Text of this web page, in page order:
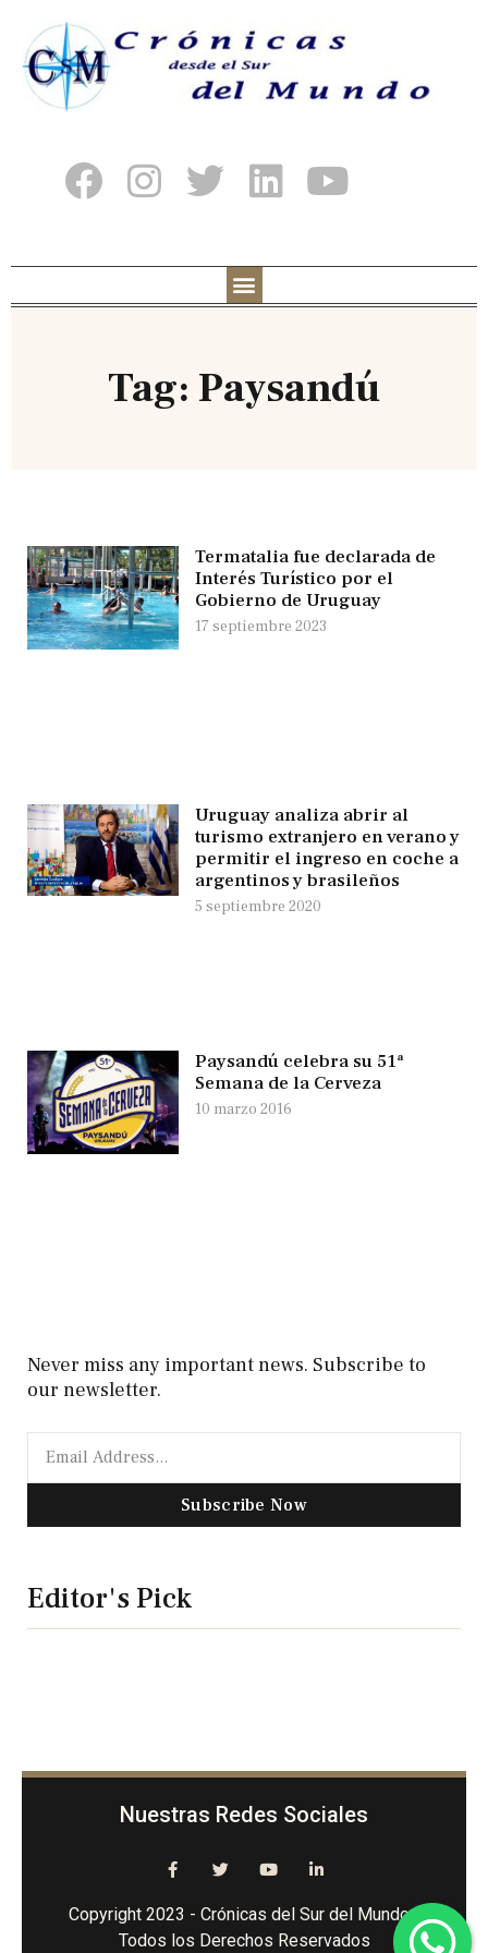
Tag: Paysandú
Termatalia fue declarada de
Interés Turístico por el
Gobierno de Uruguay
17 septiembre 2023
Uruguay analiza abrir al
turismo extranjero en verano y
permitir el ingreso en coche a
argentinos y brasileños
5 septiembre 2020
Paysandú celebra su 51ª
Semana de la Cerveza
10 marzo 2016
Never miss any important news. Subscribe to
our newsletter.
Subscribe Now
Editor's Pick
Nuestras Redes Sociales
Copyright 2023 - Crónicas del Sur del Mundo -
Todos los Derechos Reservados